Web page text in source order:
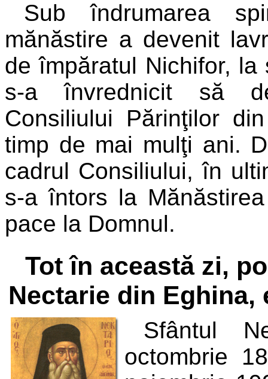
Sub îndrumarea
mănăstire a devenit
de împăratul Nichifor,
s-a învrednicit să
Consiliului Părinţilor
timp de mai mulţi ani.
cadrul Consiliului, în
s-a întors la
pace la Domnul.
Tot în această zi,
Nectarie din
Sfântul
octombrie